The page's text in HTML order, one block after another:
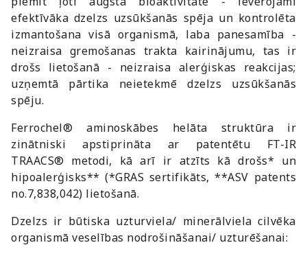
efektīvāka dzelzs uzsūkšanās spēja un kontrolēta
izmantošana visā organismā, laba panesamība -
neizraisa gremošanas trakta kairinājumu, tas ir
drošs lietošanā - neizraisa alerģiskas reakcijas;
uzņemtā pārtika neietekmē dzelzs uzsūkšanās
spēju.
Ferrochel® aminoskābes helāta struktūra ir
zinātniski apstiprināta ar patentētu FT-IR
TRAACS® metodi, kā arī ir atzīts kā drošs* un
hipoalerģisks** (*GRAS sertifikāts, **ASV patents
no.7,838,042) lietošanā.
Dzelzs ir būtiska uzturviela/ minerālviela cilvēka
organismā veselības nodrošināšanai/ uzturēšanai: